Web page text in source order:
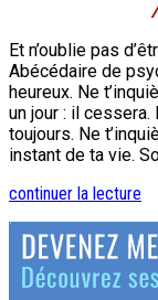
Et n’oublie pas
Abécédaire de
heureux. Ne
un jour : il
toujours. Ne
instant de ta vie.
continuer la lecture